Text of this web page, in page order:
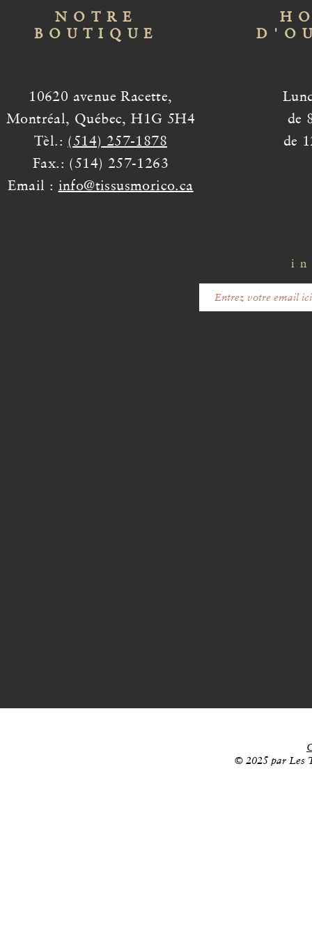
NOTRE
BOUTIQUE
10620 avenue Racette,
Montréal, Québec, H1G 5H4
Tèl.: (514) 257-1878
Fax.: (514) 257-1263
Email : info@tissusmorico.ca
de
de
© 2025 par Les